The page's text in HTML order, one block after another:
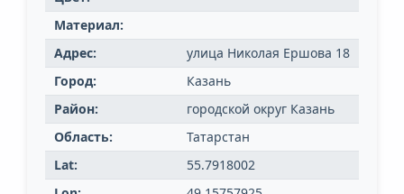
Материал:
Адрес:
улица Николая Ершова 18
Город:
Казань
Район:
городской округ Казань
Область:
Татарстан
Lat:
55.7918002